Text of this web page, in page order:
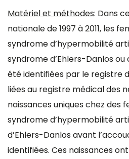
Matériel et méthodes: Dans
nationale de 1997 à 2011, les
syndrome d’hypermobilité
syndrome d’Ehlers-Danlos
été identifiées par le registre
liées au registre médical des
naissances uniques chez des
syndrome d’hypermobilité
d’Ehlers-Danlos avant
identifiées. Ces naissances